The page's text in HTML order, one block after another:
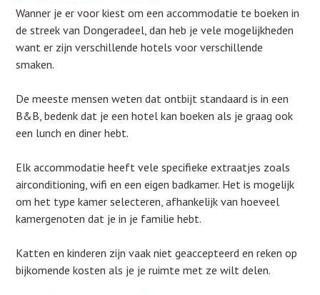
Wanner je er voor kiest om een accommodatie te boeken in
de streek van Dongeradeel, dan heb je vele mogelijkheden
want er zijn verschillende hotels voor verschillende
smaken.
De meeste mensen weten dat ontbijt standaard is in een
B&B, bedenk dat je een hotel kan boeken als je graag ook
een lunch en diner hebt.
Elk accommodatie heeft vele specifieke extraatjes zoals
airconditioning, wifi en een eigen badkamer. Het is mogelijk
om het type kamer selecteren, afhankelijk van hoeveel
kamergenoten dat je in je familie hebt.
Katten en kinderen zijn vaak niet geaccepteerd en reken op
bijkomende kosten als je je ruimte met ze wilt delen.